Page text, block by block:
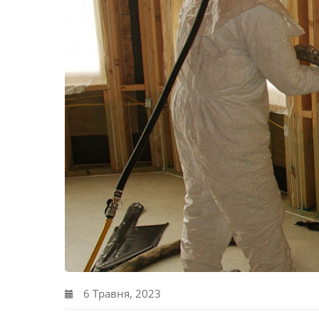
6 Травня, 2023